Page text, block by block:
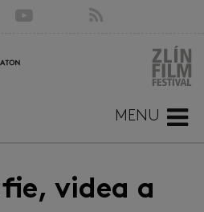
MENU
videa a